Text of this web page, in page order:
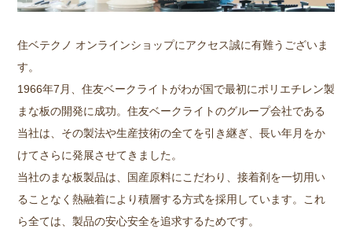
住ベテクノ オンラインショップにアクセス誠に有難うございま
す。
1966年7月、住友ベークライトがわが国で最初にポリエチレン製
まな板の開発に成功。住友ベークライトのグループ会社である
当社は、その製法や生産技術の全てを引き継ぎ、長い年月をか
けてさらに発展させてきました。
当社のまな板製品は、国産原料にこだわり、接着剤を一切用い
ることなく熱融着により積層する方式を採用しています。これ
ら全ては、製品の安心安全を追求するためです。